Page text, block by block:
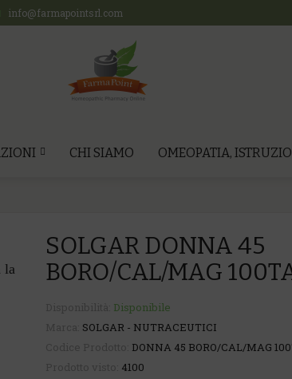
info@farmapointsrl.com
CHI SIAMO OMEOPATIA,
la
SOLGAR DONNA 45
BORO/CAL/MAG
Disponibile
SOLGAR - NUTRACEUTICI
DONNA 45 BORO/CAL/MAG
4100